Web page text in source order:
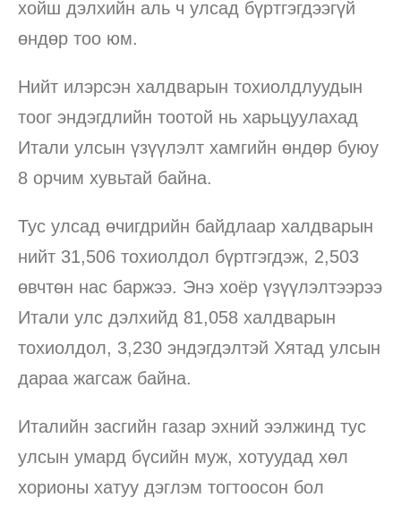
хойш дэлхийн аль ч улсад бүртгэгдээгүй
өндөр тоо юм.
Нийт илэрсэн халдварын тохиолдлуудын
тоог эндэгдлийн тоотой нь харьцуулахад
Итали улсын үзүүлэлт хамгийн өндөр буюу
8 орчим хувьтай байна.
Тус улсад өчигдрийн байдлаар халдварын
нийт 31,506 тохиолдол бүртгэгдэж, 2,503
өвчтөн нас баржээ. Энэ хоёр үзүүлэлтээрээ
Итали улс дэлхийд 81,058 халдварын
тохиолдол, 3,230 эндэгдэлтэй Хятад улсын
дараа жагсаж байна.
Италийн засгийн газар эхний ээлжинд тус
улсын умард бүсийн муж, хотуудад хөл
хорионы хатуу дэглэм тогтоосон бол